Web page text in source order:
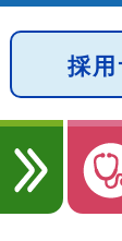
採